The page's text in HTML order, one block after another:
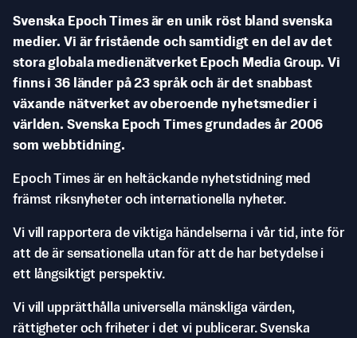
Svenska Epoch Times är en unik röst bland svenska
medier. Vi är fristående och samtidigt en del av det
stora globala medienätverket Epoch Media Group. Vi
finns i 36 länder på 23 språk och är det snabbast
växande nätverket av oberoende nyhetsmedier i
världen. Svenska Epoch Times grundades år 2006
som webbtidning.
Epoch Times är en heltäckande nyhetstidning med
främst riksnyheter och internationella nyheter.
Vi vill rapportera de viktiga händelserna i vår tid, inte för
att de är sensationella utan för att de har betydelse i
ett långsiktigt perspektiv.
Vi vill upprätthålla universella mänskliga värden,
rättigheter och friheter i det vi publicerar. Svenska